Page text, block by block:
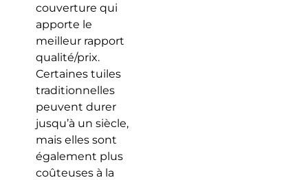
couverture qui
apporte le
meilleur rapport
qualité/prix.
Certaines tuiles
traditionnelles
peuvent durer
jusqu’à un siècle,
mais elles sont
également plus
coûteuses à la